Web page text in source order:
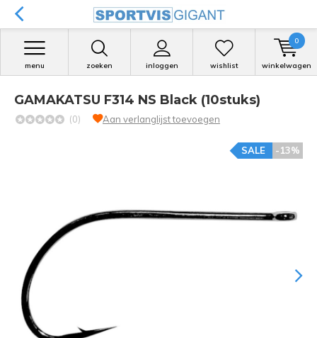
zoeken inloggen
menu wishlist winkelwagen
0
GAMAKATSU F314 NS Black (10stuks)
(0) Aan verlanglijst toevoegen
-13%
SALE